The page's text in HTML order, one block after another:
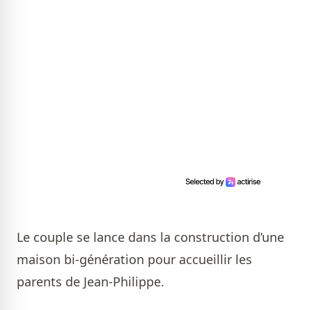
Le couple se lance dans la construction d’une
maison bi-génération pour accueillir les
parents de Jean-Philippe.